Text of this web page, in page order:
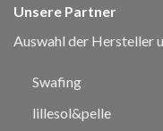
Unsere Partner
Auswahl der Hersteller
Swafing
lillesol&pelle